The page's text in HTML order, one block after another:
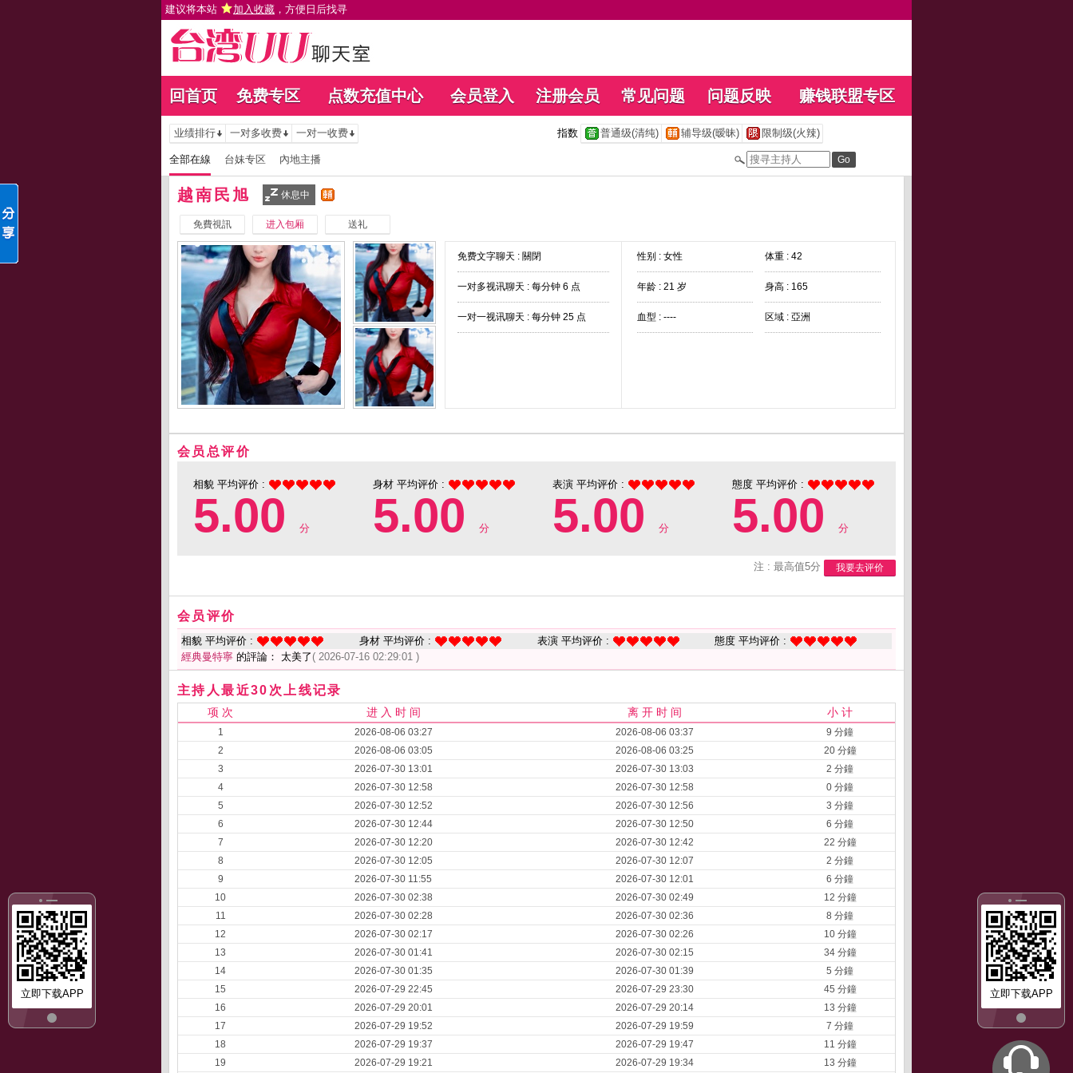
建议将本站 加入收藏 ，方便日后找寻
回首页 免费专区 点数充值中心 会员登入 注册会员 常见问题 问题反映 赚钱联盟专区
立即下载APP
立即下载APP
业绩排行 一对多收费 一对一收费 指数 普通级(清纯) 辅导级(暧昧) 限制级(火辣)
全部在線 台妹专区 內地主播
越南民旭 休息中
免費視訊 进入包厢 送礼
免费文字聊天 : 關閉
一对多视讯聊天 : 每分钟 6 点
一对一视讯聊天 : 每分钟 25 点
性别 : 女性 体重 : 42
年龄 : 21 岁 身高 : 165
血型 : ---- 区域 : 亞洲
会员总评价
相貌 平均评价 :
5.00 分
身材 平均评价 :
5.00 分
表演 平均评价 :
5.00 分
態度 平均评价 :
5.00 分
注 : 最高值5分 我要去评价
会员评价
相貌 平均评价 : 身材 平均评价 : 表演 平均评价 :
態度 平均评价 :
經典曼特寧 的評論： 太美了 ( 2026-07-16 02:29:01 )
主持人最近30次上线记录
项 次 进 入 时 间 离 开 时 间 小 计
1 2026-08-06 03:27 2026-08-06 03:37
9 分鐘
2
2026-08-06 03:05 2026-08-06 03:25
20 分鐘
3
2026-07-30 13:01 2026-07-30 13:03
2 分鐘
4
2026-07-30 12:58 2026-07-30 12:58
0 分鐘
5
2026-07-30 12:52 2026-07-30 12:56
3 分鐘
6
2026-07-30 12:44 2026-07-30 12:50
6 分鐘
7
2026-07-30 12:20 2026-07-30 12:42
22 分鐘
8
2026-07-30 12:05 2026-07-30 12:07
2 分鐘
9
2026-07-30 11:55 2026-07-30 12:01
6 分鐘
10
2026-07-30 02:38 2026-07-30 02:49
12 分鐘
11
2026-07-30 02:28 2026-07-30 02:36
8 分鐘
12
2026-07-30 02:17 2026-07-30 02:26
10 分鐘
13
2026-07-30 01:41 2026-07-30 02:15
34 分鐘
14
2026-07-30 01:35 2026-07-30 01:39
5 分鐘
15
2026-07-29 22:45 2026-07-29 23:30
45 分鐘
16
2026-07-29 20:01 2026-07-29 20:14
13 分鐘
17
2026-07-29 19:52 2026-07-29 19:59
7 分鐘
18
2026-07-29 19:37 2026-07-29 19:47
11 分鐘
19
2026-07-29 19:21 2026-07-29 19:34 13 分鐘